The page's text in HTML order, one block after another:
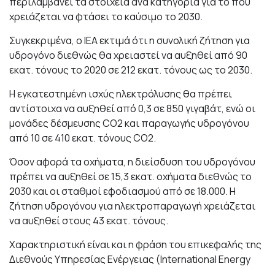
χρειάζεται να φτάσει το καύσιμο το 2030.
Συγκεκριμένα, ο ΙΕΑ εκτιμά ότι η συνολική ζήτηση για
υδρογόνο διεθνώς θα χρειαστεί να αυξηθεί από 90
εκατ. τόνους το 2020 σε 212 εκατ. τόνους ως το 2030.
Η εγκατεστημένη ισχύς ηλεκτρόλυσης θα πρέπει
αντίστοιχα να αυξηθεί από 0,3 σε 850 γιγαβάτ, ενώ οι
μονάδες δέσμευσης CO2 και παραγωγής υδρογόνου
από 10 σε 410 εκατ. τόνους CO2.
Όσον αφορά τα οχήματα, η διείσδυση του υδρογόνου
πρέπει να αυξηθεί σε 15,3 εκατ. οχήματα διεθνώς το
2030 και οι σταθμοί εφοδιασμού από σε 18.000. Η
ζήτηση υδρογόνου για ηλεκτροπαραγωγή χρειάζεται
να αυξηθεί στους 43 εκατ. τόνους.
Χαρακτηριστική είναι και η φράση του επικεφαλής της
Διεθνούς Υπηρεσίας Ενέργειας (International Energy